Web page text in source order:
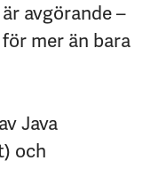
avgörande –
mer än bara
Java
och